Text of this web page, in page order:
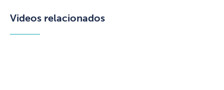
Videos relacionados